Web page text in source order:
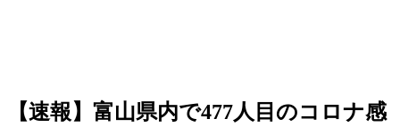
【速報】富山県内で477人目のコロナ感